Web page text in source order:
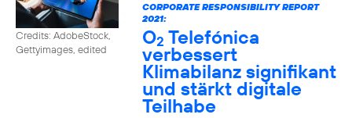
Credits: AdobeStock,
Gettyimages, edited
CORPORATE RESPONSIBILITY REPORT
2021:
O2 Telefónica
verbessert
Klimabilanz signifikant
und stärkt digitale
Teilhabe